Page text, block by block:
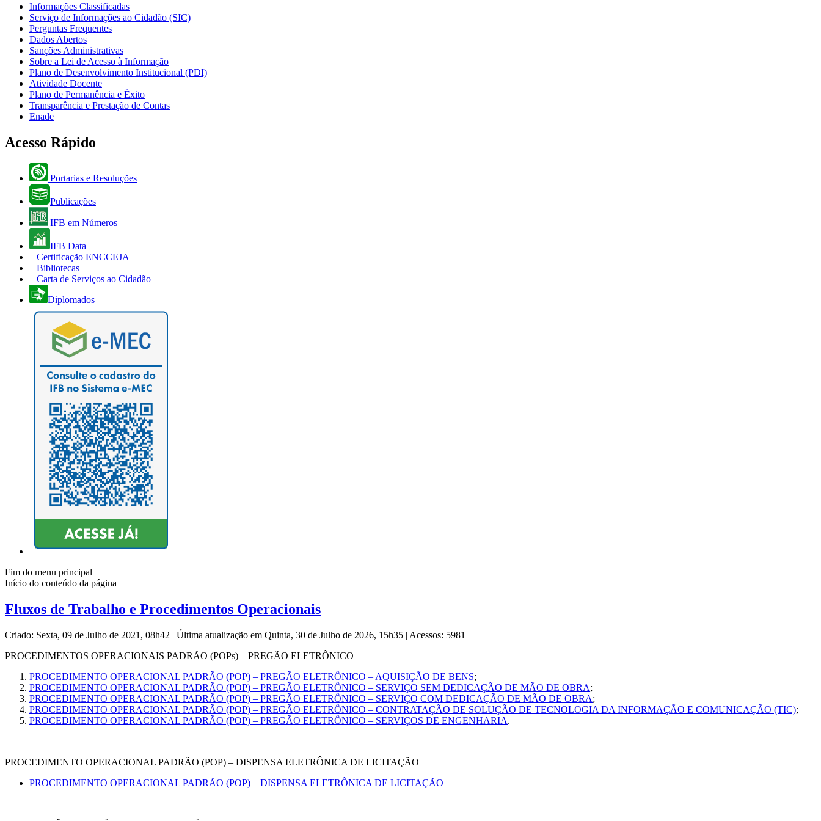
Informações Classificadas
Serviço de Informações ao Cidadão (SIC)
Perguntas Frequentes
Dados Abertos
Sanções Administrativas
Sobre a Lei de Acesso à Informação
Plano de Desenvolvimento Institucional (PDI)
Atividade Docente
Plano de Permanência e Êxito
Transparência e Prestação de Contas
Enade
Acesso Rápido
Portarias e Resoluções
Publicações
IFB em Números
IFB Data
Certificação ENCCEJA
Bibliotecas
Carta de Serviços ao Cidadão
Diplomados
Fim do menu principal
Início do conteúdo da página
Fluxos de Trabalho e Procedimentos Operacionais
Criado: Sexta, 09 de Julho de 2021, 08h42 | Última atualização em Quinta, 30 de Julho de 2026, 15h35 | Acessos: 5981
PROCEDIMENTOS OPERACIONAIS PADRÃO (POPs) – PREGÃO ELETRÔNICO
PROCEDIMENTO OPERACIONAL PADRÃO (POP) – PREGÃO ELETRÔNICO – AQUISIÇÃO DE BENS;
PROCEDIMENTO OPERACIONAL PADRÃO (POP) – PREGÃO ELETRÔNICO – SERVIÇO SEM DEDICAÇÃO DE MÃO DE OBRA;
PROCEDIMENTO OPERACIONAL PADRÃO (POP) – PREGÃO ELETRÔNICO – SERVIÇO COM DEDICAÇÃO DE MÃO DE OBRA;
PROCEDIMENTO OPERACIONAL PADRÃO (POP) – PREGÃO ELETRÔNICO – CONTRATAÇÃO DE SOLUÇÃO DE TECNOLOGIA DA INFORMAÇÃO E COMUNICAÇÃO (TIC);
PROCEDIMENTO OPERACIONAL PADRÃO (POP) – PREGÃO ELETRÔNICO – SERVIÇOS DE ENGENHARIA.
PROCEDIMENTO OPERACIONAL PADRÃO (POP) – DISPENSA ELETRÔNICA DE LICITAÇÃO
PROCEDIMENTO OPERACIONAL PADRÃO (POP) – DISPENSA ELETRÔNICA DE LICITAÇÃO